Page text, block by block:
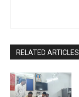
RELATED ARTICLES